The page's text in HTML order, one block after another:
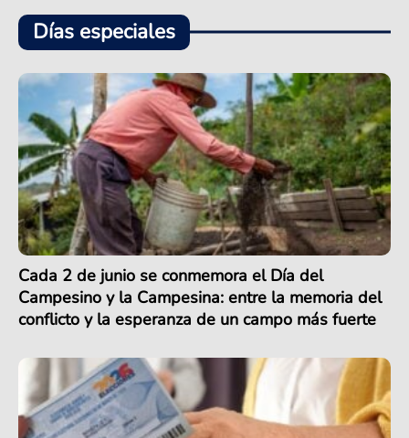
Días especiales
Cada 2 de junio se conmemora el Día del
Campesino y la Campesina: entre la memoria del
conflicto y la esperanza de un campo más fuerte